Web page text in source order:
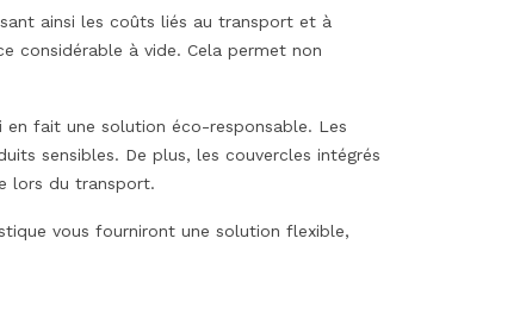
ainsi les coûts liés au transport et à
considérable à vide. Cela permet non
fait une solution éco-responsable. Les
sensibles. De plus, les couvercles intégrés
lors du transport.
vous fourniront une solution flexible,